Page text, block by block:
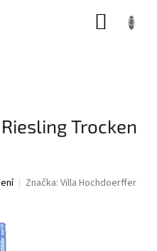
Trocken
Značka: Villa Hochdoerffer